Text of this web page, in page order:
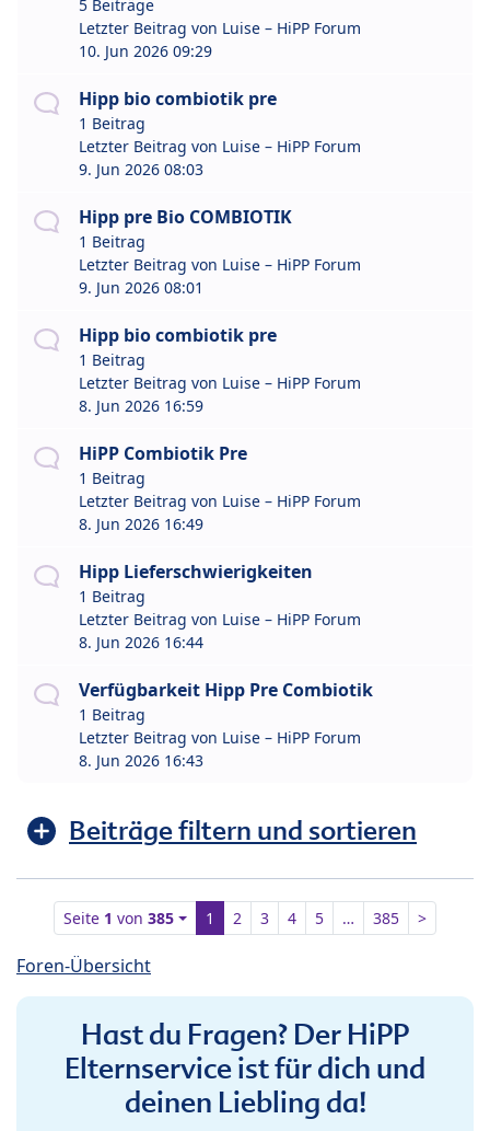
5 Beiträge
Letzter Beitrag von Luise – HiPP Forum
10. Jun 2026 09:29
Hipp bio combiotik pre
1 Beitrag
Letzter Beitrag von Luise – HiPP Forum
9. Jun 2026 08:03
Hipp pre Bio COMBIOTIK
1 Beitrag
Letzter Beitrag von Luise – HiPP Forum
9. Jun 2026 08:01
Hipp bio combiotik pre
1 Beitrag
Letzter Beitrag von Luise – HiPP Forum
8. Jun 2026 16:59
HiPP Combiotik Pre
1 Beitrag
Letzter Beitrag von Luise – HiPP Forum
8. Jun 2026 16:49
Hipp Lieferschwierigkeiten
1 Beitrag
Letzter Beitrag von Luise – HiPP Forum
8. Jun 2026 16:44
Verfügbarkeit Hipp Pre Combiotik
1 Beitrag
Letzter Beitrag von Luise – HiPP Forum
8. Jun 2026 16:43
Beiträge filtern und sortieren
Seite 1 von385 1 2 3 4 5 … 385 >
Foren-Übersicht
Hast du Fragen? Der HiPP
Elternservice ist für dich und
deinen Liebling da!